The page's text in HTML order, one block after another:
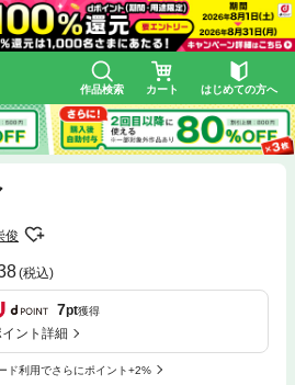
作品検索 カート はじめての方へ
俊
(税込)
7pt獲得
ント詳細
ド利用でさらにポイント+2%